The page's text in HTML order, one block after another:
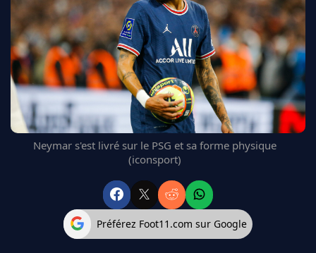
LIGUE 1
REAL MADRID
FC BARCELONE
MANCHESTER UNITED
CHELSEA
ARSENAL
BAYERN
L'AVIS DE LA RÉDAC'
Neymar s'est livré sur le PSG et sa forme physique
(iconsport)
Préférez Foot11.com sur Google